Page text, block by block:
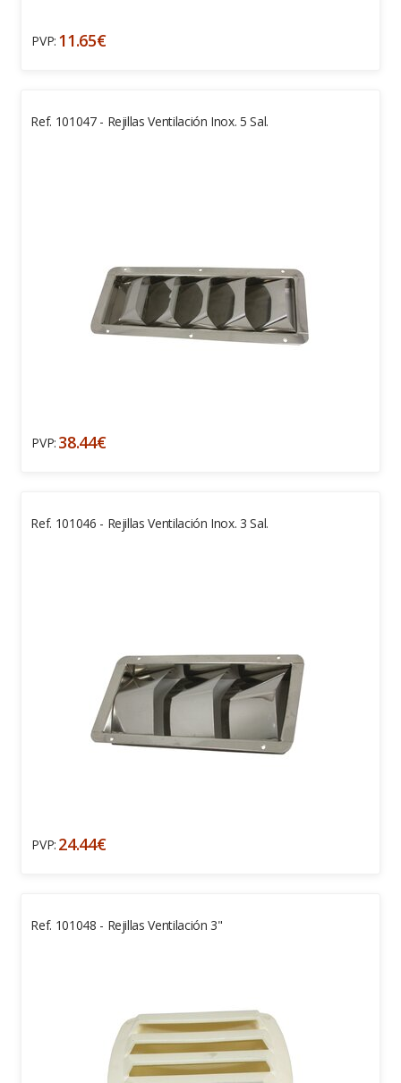
PVP: 11.65€
Ref. 101047 - Rejillas Ventilación Inox. 5 Sal.
PVP: 38.44€
Ref. 101046 - Rejillas Ventilación Inox. 3 Sal.
PVP: 24.44€
Ref. 101048 - Rejillas Ventilación 3"